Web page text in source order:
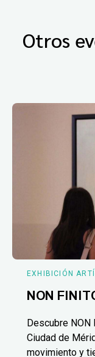
Otros
EXHIBICIÓN
NON
Descubre NON
Ciudad de
movimiento y